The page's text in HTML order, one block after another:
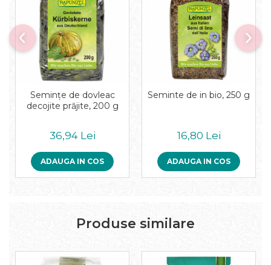
Pudre proteice bio
Superalimente bio
Uleiuri, grasimi si otet
Grasimi bio
Otet bio
Ulei de masline bio
Uleiuri esentiale alimentare bio
Seminţe de dovleac
decojite prăjite, 200 g
36,94 Lei
ADAUGA IN COS
Seminte de in bio, 250 g
16,80 Lei
ADAUGA IN COS
Produse similare